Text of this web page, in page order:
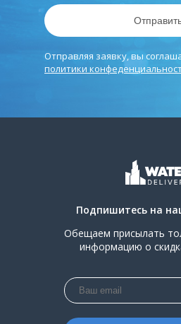
Отправляя заявку, вы
политики
Подпишитесь на
Обещаем присылать
информацию о